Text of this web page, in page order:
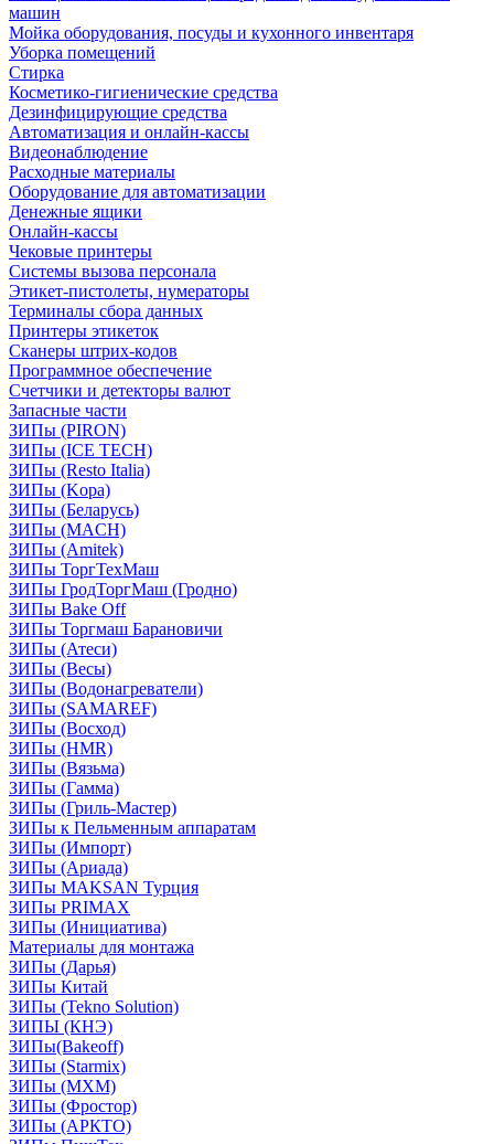
машин
Мойка оборудования, посуды и кухонного инвентаря
Уборка помещений
Стирка
Косметико-гигиенические средства
Дезинфицирующие средства
Автоматизация и онлайн-кассы
Видеонаблюдение
Расходные материалы
Оборудование для автоматизации
Денежные ящики
Онлайн-кассы
Чековые принтеры
Системы вызова персонала
Этикет-пистолеты, нумераторы
Терминалы сбора данных
Принтеры этикеток
Сканеры штрих-кодов
Программное обеспечение
Счетчики и детекторы валют
Запасные части
ЗИПы (PIRON)
ЗИПы (ICE TECH)
ЗИПы (Resto Italia)
ЗИПы (Kopa)
ЗИПы (Беларусь)
ЗИПы (MACH)
ЗИПы (Amitek)
ЗИПы ТоргТехМаш
ЗИПы ГродТоргМаш (Гродно)
ЗИПы Bake Off
ЗИПы Торгмаш Барановичи
ЗИПы (Атеси)
ЗИПы (Весы)
ЗИПы (Водонагреватели)
ЗИПы (SAMAREF)
ЗИПы (Восход)
ЗИПы (HMR)
ЗИПы (Вязьма)
ЗИПы (Гамма)
ЗИПы (Гриль-Мастер)
ЗИПы к Пельменным аппаратам
ЗИПы (Импорт)
ЗИПы (Ариада)
ЗИПы MAKSAN Турция
ЗИПы PRIMAX
ЗИПы (Инициатива)
Материалы для монтажа
ЗИПы (Дарья)
ЗИПы Китай
ЗИПы (Tekno Solution)
ЗИПЫ (КНЭ)
ЗИПы(Bakeoff)
ЗИПы (Starmix)
ЗИПы (МХМ)
ЗИПы (Фростор)
ЗИПы (АРКТО)